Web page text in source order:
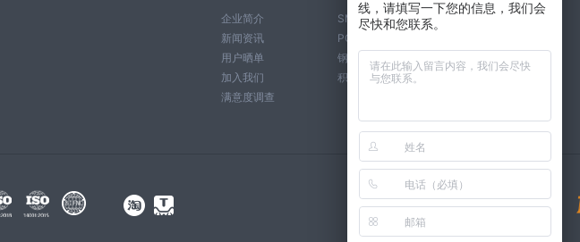
企业简介
新闻资讯
用户晒单
加入我们
满意度调查
SMT贴片报价
PCB打样报价
钢网报价
积分商城
SMT介绍
钢网介绍
线，请填写一下您的信息，我们会
尽快和您联系。